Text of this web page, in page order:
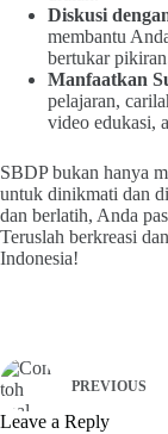
Diskusi
membantu
bertukar
Manfaatkan
pelajaran,
video edukasi,
SBDP bukan hanya
untuk dinikmati dan
dan berlatih, Anda
Teruslah berkreasi
Indonesia!
PREVIOUS
Leave a Reply